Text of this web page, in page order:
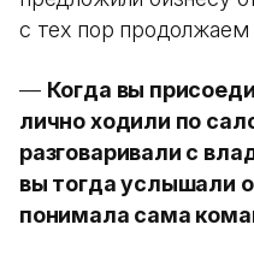
с тех пор продолжаем
— Когда вы
лично ходили по
разговаривали с
вы тогда услышали
понимала сама